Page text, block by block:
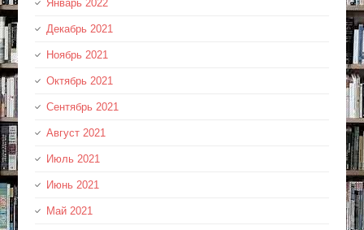
Январь 2022
Декабрь 2021
Ноябрь 2021
Октябрь 2021
Сентябрь 2021
Август 2021
Июль 2021
Июнь 2021
Май 2021